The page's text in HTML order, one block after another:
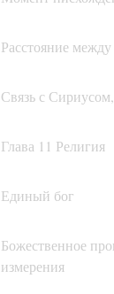
Расстояние
Связь с
Глава 11 Религия
Единый бог
Божественное
измерения